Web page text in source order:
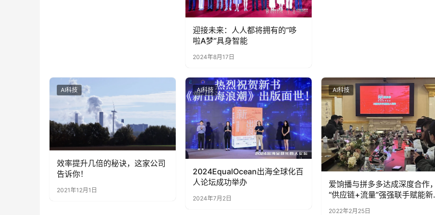
迎接未来：人人都将拥有的“哆
啦A梦”具身智能
2024年8月17日
AI科技
效率提升几倍的秘诀，这家公司
告诉你！
2021年12月1日
AI科技
2024EqualOcean出海全球化百
人论坛成功举办
2024年7月2日
AI科技
爱饷播与拼多多达成深度合作
“供应链+流量”强强联手赋能新
直播电商
2022年2月25日